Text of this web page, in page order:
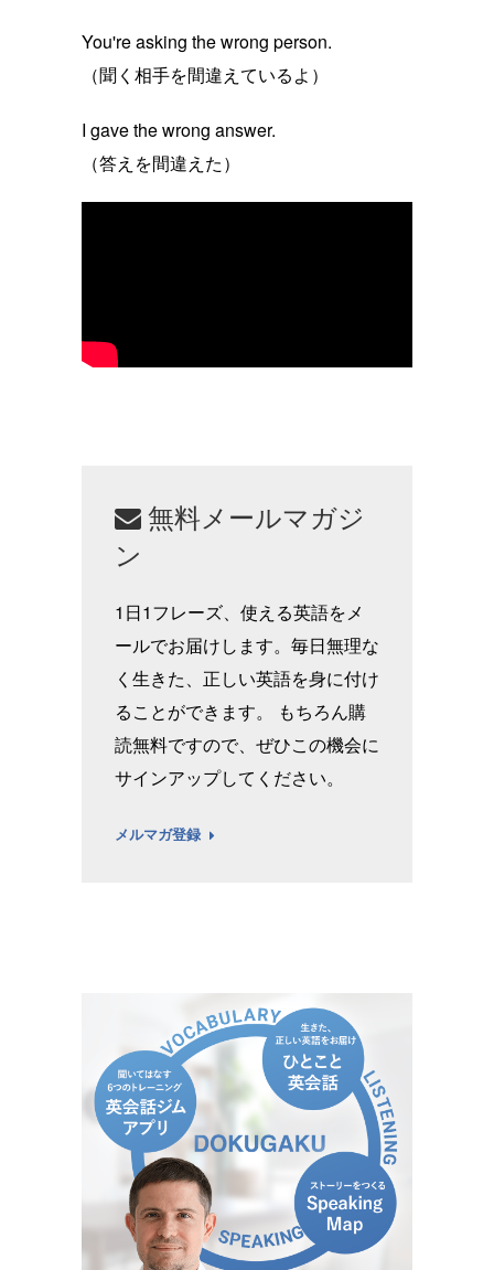
You're asking the wrong person.
（聞く相手を間違えているよ）
I gave the wrong answer.
（答えを間違えた）
無料メールマガジ
ン
1日1フレーズ、使える英語をメ
ールでお届けします。毎日無理な
く生きた、正しい英語を身に付け
ることができます。 もちろん購
読無料ですので、ぜひこの機会に
サインアップしてください。
メルマガ登録